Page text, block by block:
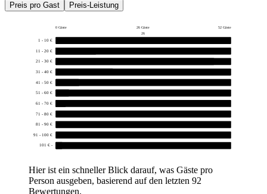
Preis pro Gast Preis-Leistung
0 Gäste 26 Gäste
52 Gäste
26
1 - 10 €
11 - 20 €
21 - 30 €
31 - 40 €
41 - 50 €
51 - 60 €
61 - 70 €
71 - 80 €
81 - 90 €
91 - 100 €
101 € -
Hier ist ein schneller Blick darauf, was Gäste pro
Person ausgeben, basierend auf den letzten 92
Bewertungen.